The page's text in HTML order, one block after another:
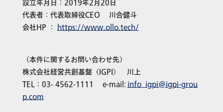
設立年月日：2019年2月20日
代表者：代表取締役CEO 川合健斗
会社HP ： https://www.ollo.tech/
（本件に関するお問い合わせ先）
株式会社経営共創基盤（IGPI） 川上
TEL：03- 4562-1111 e-mail: info_igpi@igpi-grou
p.com